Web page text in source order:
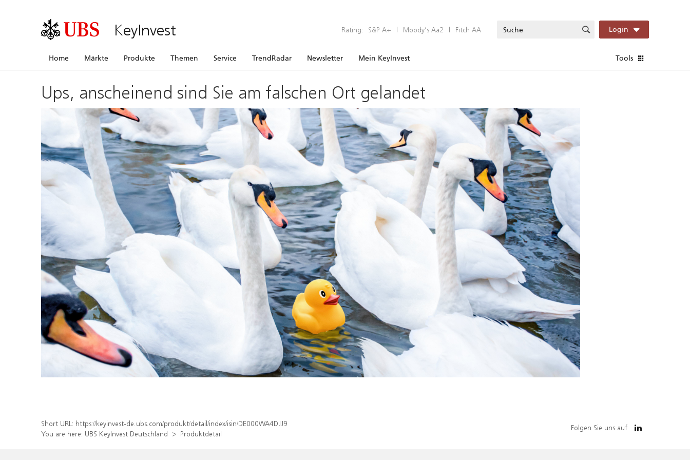
KeyInvest Rating: S&P A+ | Moody’s Aa2 | Fitch AA Login
Home Märkte Produkte Themen Service TrendRadar Newsletter Mein KeyInvest Tools
Ups, anscheinend sind Sie am falschen Ort gelandet
Short URL: https://keyinvest-de.ubs.com/produkt/detail/index/isin/DE000WA4DJJ9
You are here: UBS KeyInvest Deutschland Produktdetail
Folgen Sie uns auf